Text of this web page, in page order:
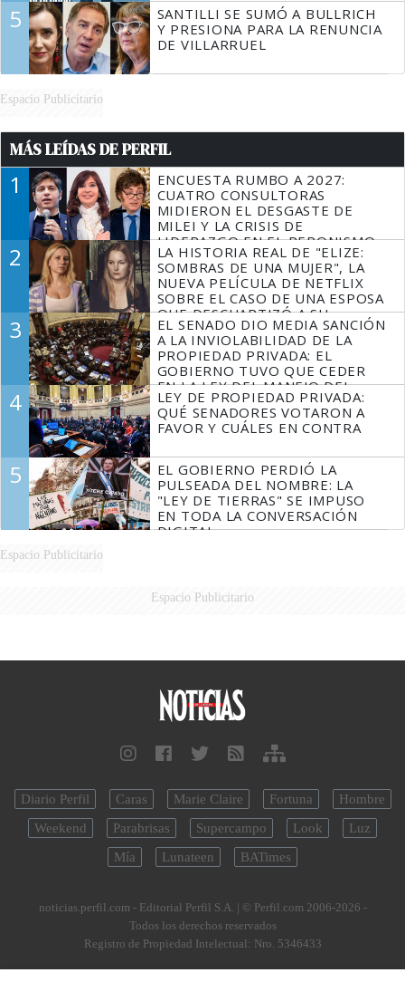
5
SANTILLI SE SUMÓ A BULLRICH
Y PRESIONA PARA LA RENUNCIA
DE VILLARRUEL
Espacio Publicitario
MÁS LEÍDAS DE PERFIL
1
ENCUESTA RUMBO A 2027:
CUATRO CONSULTORAS
MIDIERON EL DESGASTE DE
MILEI Y LA CRISIS DE
LIDERAZGO EN EL PERONISMO
2
LA HISTORIA REAL DE "ELIZE:
SOMBRAS DE UNA MUJER", LA
NUEVA PELÍCULA DE NETFLIX
SOBRE EL CASO DE UNA ESPOSA
QUE DESCUARTIZÓ A SU
MARIDO
3
EL SENADO DIO MEDIA SANCIÓN
A LA INVIOLABILIDAD DE LA
PROPIEDAD PRIVADA: EL
GOBIERNO TUVO QUE CEDER
EN LA LEY DEL MANEJO DEL
FUEGO
4
LEY DE PROPIEDAD PRIVADA:
QUÉ SENADORES VOTARON A
FAVOR Y CUÁLES EN CONTRA
5
EL GOBIERNO PERDIÓ LA
PULSEADA DEL NOMBRE: LA
"LEY DE TIERRAS" SE IMPUSO
EN TODA LA CONVERSACIÓN
DIGITAL
Espacio Publicitario
Espacio Publicitario
Diario Perfil Caras Marie Claire Fortuna
Hombre
Weekend
Parabrisas Supercampo Look
Luz
Mía
Lunateen BATimes
noticias.perfil.com - Editorial Perfil S.A. | © Perfil.com 2006-2026 -
Todos los derechos reservados
Registro de Propiedad Intelectual: Nro. 5346433